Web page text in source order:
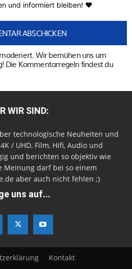
und informiert bleiben! ♥
Wir bemühen uns um
Die Kommentarregeln findest du
WIR SIND:
technologische Neuheiten und
/ UHD, Film, Hifi, Audio und
und berichten so objektiv wie
Meinung darf bei so einem
aber auch nicht fehlen ;)
uns auf...
Kontakt